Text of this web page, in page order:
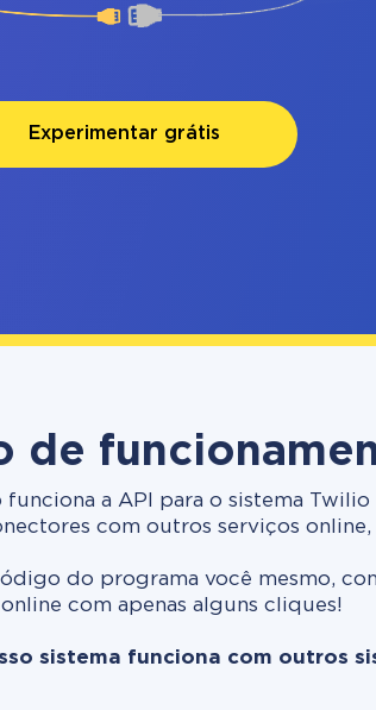
Experimentar grátis
de
a API para o sistema
com outros serviços online,
do programa você mesmo,
com apenas alguns cliques!
sistema funciona com outros